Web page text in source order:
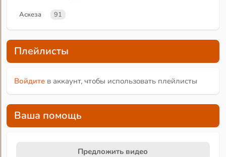
Аскеза 91
Плейлисты
Войдите в аккаунт, чтобы использовать плейлисты
Ваша помощь
Предложить видео